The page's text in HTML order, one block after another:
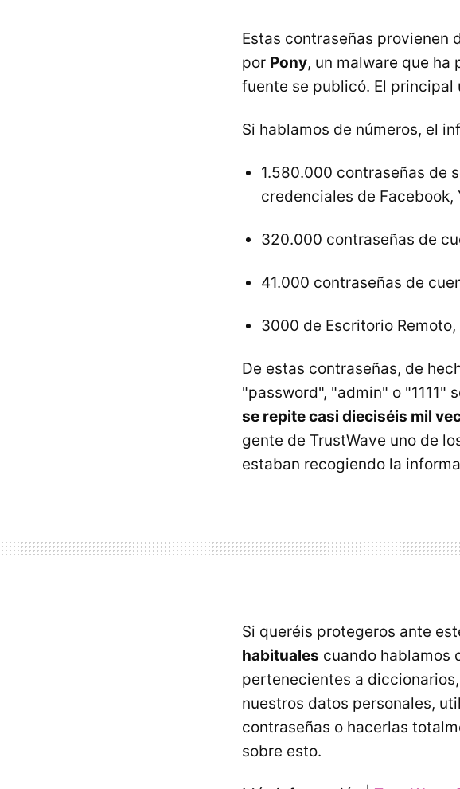
Estas contraseñas provienen
por Pony, un malware que
fuente se publicó. El principal
Si hablamos de números, el
1.580.000 contraseñas de
credenciales de Facebook,
320.000 contraseñas de
41.000 contraseñas de
3000 de Escritorio
De estas contraseñas, de
"password", "admin" o "1111"
se repite casi dieciséis mil
gente de TrustWave uno de
estaban recogiendo la
Si queréis protegeros ante
habituales cuando hablamos
pertenecientes a
nuestros datos personales,
contraseñas o hacerlas
sobre esto.